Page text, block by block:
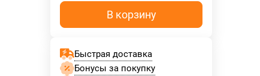
В корзину
Быстрая доставка
Бонусы за покупку